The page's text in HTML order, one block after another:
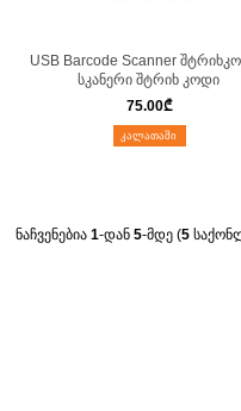
USB Barcode Scanner
სკანერი შტრიხ კოდი
75.00₾
ᲙᲐᲚᲐᲗᲐᲨᲘ
ნაჩვენებია 1-დან 5-მდე (5